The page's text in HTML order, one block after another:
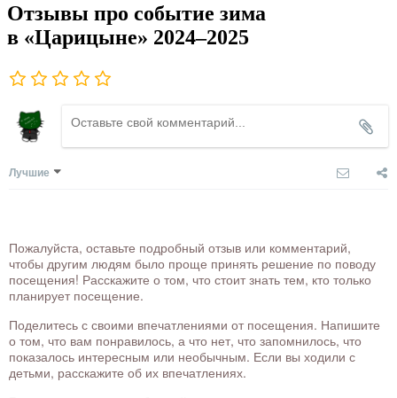
Отзывы про событие зима
в «Царицыне» 2024–2025
Лучшие
Пожалуйста, оставьте подробный отзыв или комментарий,
чтобы другим людям было проще принять решение по поводу
посещения! Расскажите о том, что стоит знать тем, кто только
планирует посещение.
Поделитесь с своими впечатлениями от посещения. Напишите
о том, что вам понравилось, а что нет, что запомнилось, что
показалось интересным или необычным. Если вы ходили с
детьми, расскажите об их впечатлениях.